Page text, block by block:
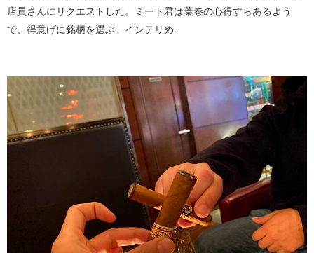
店員さんにリクエストした。ミート君は葉巻の心得すらあるよう
で、得意げに銘柄を選ぶ。インテリめ。